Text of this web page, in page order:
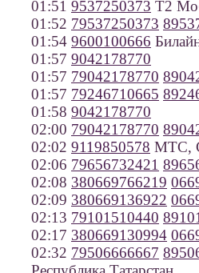
01:51 9537250373 Т2
01:52 79537250373
01:54 9600100666
01:57 9042178770
01:57 79042178770
01:57 79246710665
01:58 9042178770
02:00 79042178770
02:02 9119850578 МТС,
02:06 79656732421
02:08 380669766219
02:09 380669136922
02:13 79101510440
02:17 380669130994
02:32 79506666667